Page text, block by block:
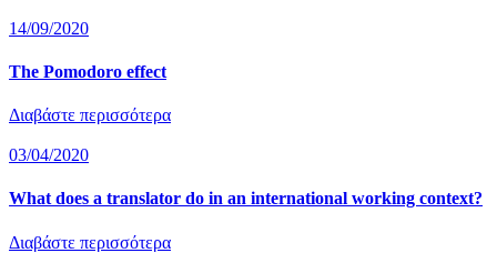
14/09/2020
The Pomodoro effect
Διαβάστε περισσότερα
03/04/2020
What does a translator do in an international working context?
Διαβάστε περισσότερα